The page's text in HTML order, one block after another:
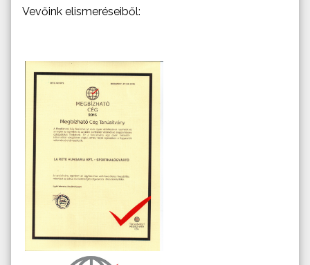
Vevőink elismeréseiből: